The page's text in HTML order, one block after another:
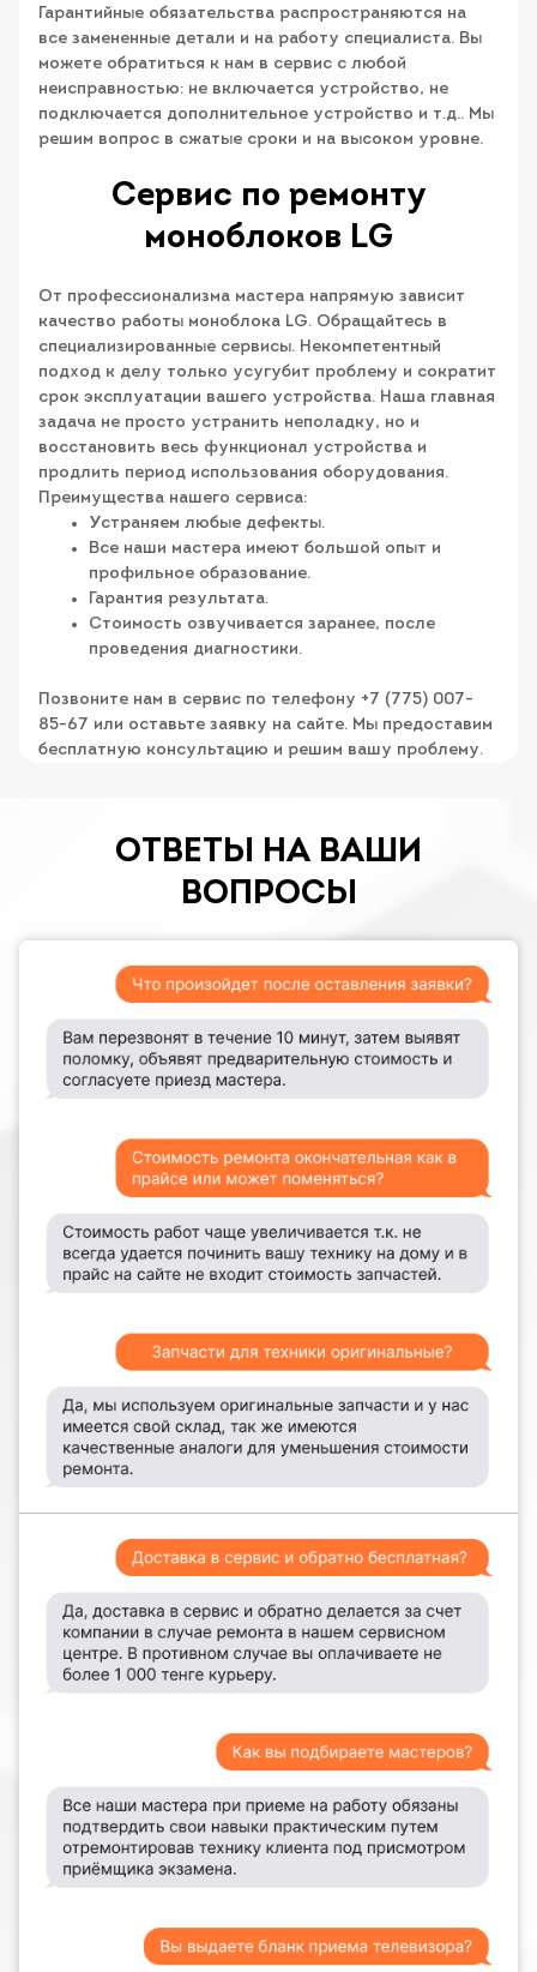
Гарантийные обязательства распространяются на
все замененные детали и на работу специалиста. Вы
можете обратиться к нам в сервис с любой
неисправностью: не включается устройство, не
подключается дополнительное устройство и т.д.. Мы
решим вопрос в сжатые сроки и на высоком уровне.
Сервис по ремонту
моноблоков LG
От профессионализма мастера напрямую зависит
качество работы моноблока LG. Обращайтесь в
специализированные сервисы. Некомпетентный
подход к делу только усугубит проблему и сократит
срок эксплуатации вашего устройства. Наша главная
задача не просто устранить неполадку, но и
восстановить весь функционал устройства и
продлить период использования оборудования.
Преимущества нашего сервиса:
Устраняем любые дефекты.
Все наши мастера имеют большой опыт и
профильное образование.
Гарантия результата.
Стоимость озвучивается заранее, после
проведения диагностики.
Позвоните нам в сервис по телефону +7 (775) 007-
85-67 или оставьте заявку на сайте. Мы предоставим
бесплатную консультацию и решим вашу проблему.
ОТВЕТЫ НА ВАШИ
ВОПРОСЫ